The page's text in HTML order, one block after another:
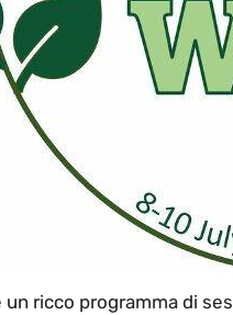
ricco programma di